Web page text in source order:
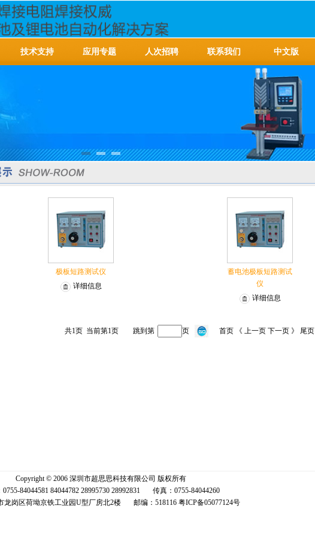
技术支持 应用专题 人次招聘 联系我们 中文版
极板短路测试仪
详细信息
蓄电池极板短路测试
仪
详细信息
共1页 当前第1页 跳到第 页 首页 《 上一页 下一页 》 尾页
Copyright © 2006 深圳市超思思科技有限公司 版权所有
0755-84044581 84044782 28995730 28992831 传真：0755-84044260
龙岗区荷坳京铁工业园U型厂房北2楼 邮编：518116 粤ICP备05077124号